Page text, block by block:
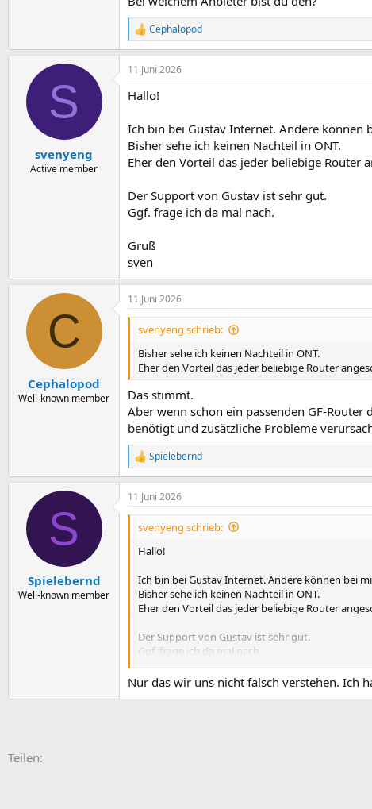
R
e
a
k
i
n
e
n
:
Cephalopod
S
svenyeng
Active member
11 Juni 2026
Hallo!
Ich bin bei Gustav Internet. Andere können
Bisher sehe ich keinen Nachteil in ONT.
Eher den Vorteil das jeder beliebige Router
Der Support von Gustav ist sehr gut.
Ggf. frage ich da mal nach.
Gruß
sven
C
Cephalopod
Well-known member
11 Juni 2026
svenyeng schrieb:
Bisher sehe ich keinen Nachteil in ONT.
Eher den Vorteil das jeder beliebige Router
Das stimmt.
Aber wenn schon ein passenden GF-
benötigt und zusätzliche Probleme
R
e
a
k
t
n
Spielebernd
S
Spielebernd
Well-known member
11 Juni 2026
svenyeng schrieb:
Hallo!
Ich bin bei Gustav Internet. Andere können bei
Bisher sehe ich keinen Nachteil in ONT.
Eher den Vorteil das jeder beliebige Router
Der Support von Gustav ist sehr gut.
Ggf. frage ich da mal nach.
Gruß
Nur das wir uns nicht falsch verstehen. Ich
Teilen: